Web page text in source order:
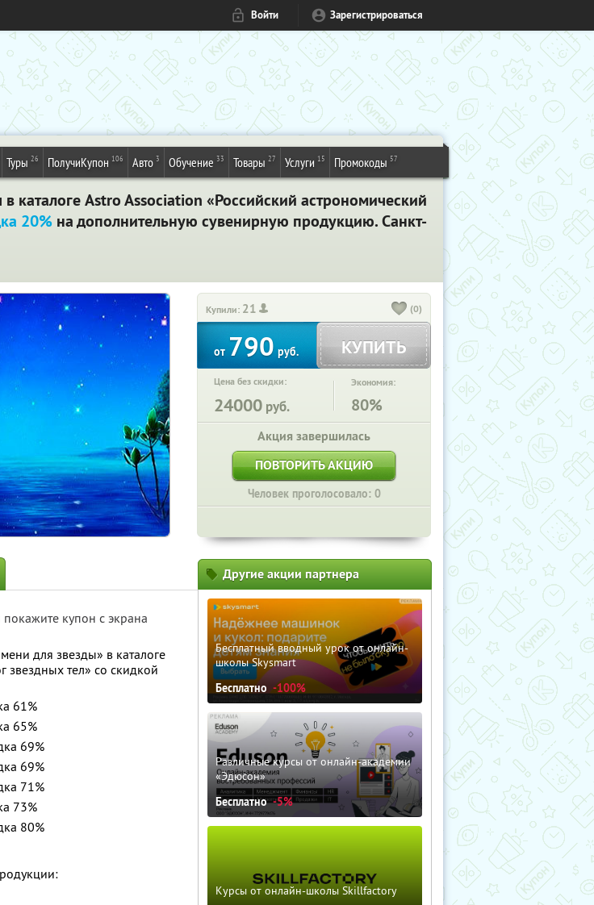
Войти Зарегистрироваться
Туры 26 ПолучиКупон 106 Авто 3 Обучение 33 Товары 27 Услуги 15 Промокоды 57
каталоге Astro Association «Российский астрономический
20% на дополнительную сувенирную продукцию. Санкт-
Купили: 21 (0)
от790руб. КУПИТЬ
Цена без скидки:
24000 руб.
Экономия:
80%
Акция завершилась
ПОВТОРИТЬ АКЦИЮ
Человек проголосовало: 0
покажите купон с экрана
для звезды» в каталоге
звездных тел» со скидкой
61%
65%
69%
69%
71%
73%
80%
Другие акции партнера
Бесплатный вводный урок от онлайн-
школы Skysmart
Бесплатно -100%
Различные курсы от онлайн-академии
«Эдюсон»
Бесплатно -5%
Курсы от онлайн-школы Skillfactory